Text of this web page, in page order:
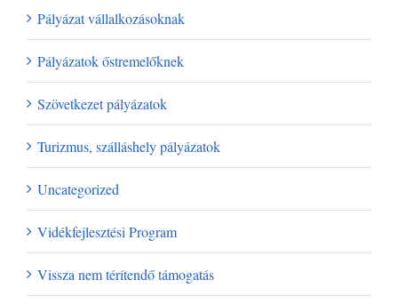
Pályázat vállalkozásoknak
Pályázatok őstremelőknek
Szövetkezet pályázatok
Turizmus, szálláshely pályázatok
Uncategorized
Vidékfejlesztési Program
Vissza nem térítendő támogatás